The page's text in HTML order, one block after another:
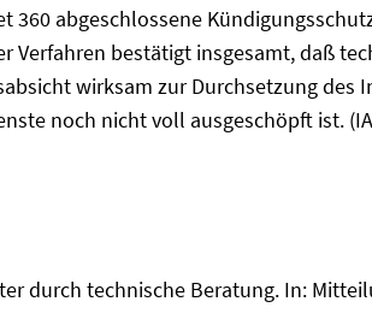
abgeschlossene
Verfahren bestätigt insgesamt, daß
wirksam zur Durchsetzung
noch nicht voll ausgeschöpft ist.
durch technische Beratung. In: